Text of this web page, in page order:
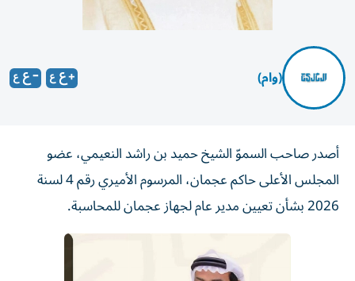
(وام)
أصدر صاحب السموّ الشيخ حميد بن راشد النعيمي، عضو
المجلس الأعلى حاكم عجمان، المرسوم الأميري رقم 4 لسنة
2026 بشأن تعيين مدير عام لجهاز عجمان للمحاسبة.